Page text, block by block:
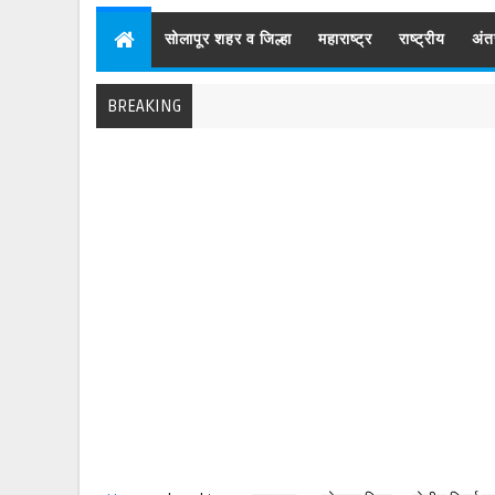
सोलापूर शहर व जिल्हा महाराष्ट्र राष्ट्रीय
BREAKING